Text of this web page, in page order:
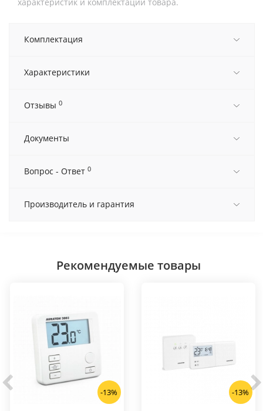
Комплектация
Характеристики
Отзывы 0
Документы
Вопрос - Ответ 0
Производитель и гарантия
Рекомендуемые товары
-13% -13%